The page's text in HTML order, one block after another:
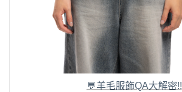
💬羊毛服飾QA大解密!!